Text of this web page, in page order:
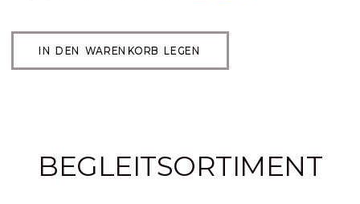
IN DEN WARENKORB LEGEN
BEGLEITSORTIMENT